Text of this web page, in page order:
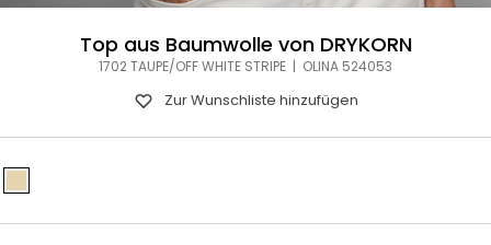
Top aus Baumwolle von DRYKORN
1702 TAUPE/OFF WHITE STRIPE | OLINA 524053
Zur Wunschliste hinzufügen